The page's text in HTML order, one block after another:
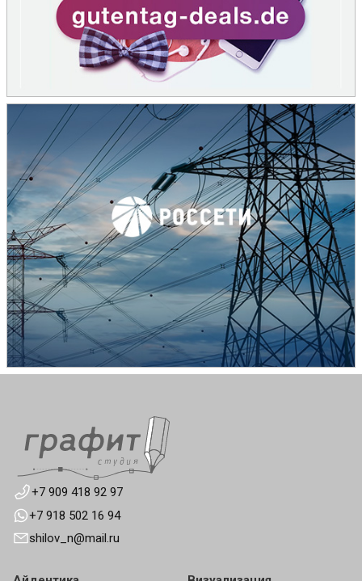
+7 909 418 92 97
+7 918 502 16 94
shilov_n@mail.ru